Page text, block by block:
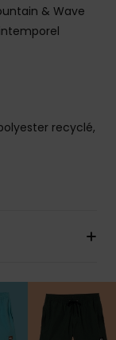
& Wave
recyclé,